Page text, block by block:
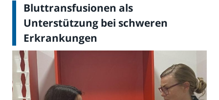
Bluttransfusionen als
Unterstützung bei schweren
Erkrankungen